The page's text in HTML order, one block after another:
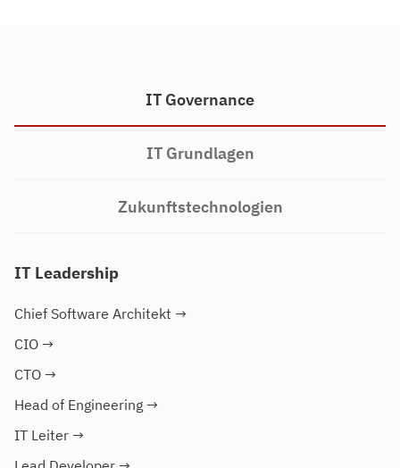
IT Governance
IT Grundlagen
Zukunftstechnologien
IT Leadership
Chief Software Architekt →
CIO →
CTO →
Head of Engineering →
IT Leiter →